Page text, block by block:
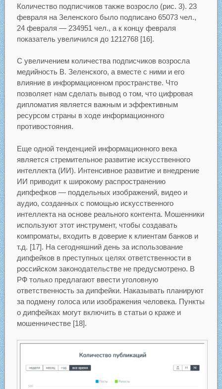
Количество подписчиков также возросло (рис. 3). 23
февраля на Зеленского было подписано 65073 чел.,
24 февраля — 234951 чел., а к концу февраля
показатель увеличился до 1212768 [16].
С увеличением количества подписчиков возросла
медийность В. Зеленского, а вместе с ними и его
влияние в информационном пространстве. Что
позволяет нам сделать вывод о том, что цифровая
дипломатия является важным и эффективным
ресурсом страны в ходе информационного
противостояния.
Еще одной тенденцией информационного века
является стремительное развитие искусственного
интеллекта (ИИ). Интенсивное развитие и внедрение
ИИ приводит к широкому распространению
дипфефков — поддельных изображений, видео и
аудио, созданных с помощью искусственного
интеллекта на основе реального контента. Мошенники
используют этот инструмент, чтобы создавать
компроматы, входить в доверие к клиентам банков и
т.д. [17]. На сегодняшний день за использование
дипфейков в преступных целях ответственности в
российском законодательстве не предусмотрено. В
РФ только предлагают ввести уголовную
ответственность за дипфейки. Наказывать планируют
за подмену голоса или изображения человека. Пункты
о дипфейках могут включить в статьи о краже и
мошенничестве [18].